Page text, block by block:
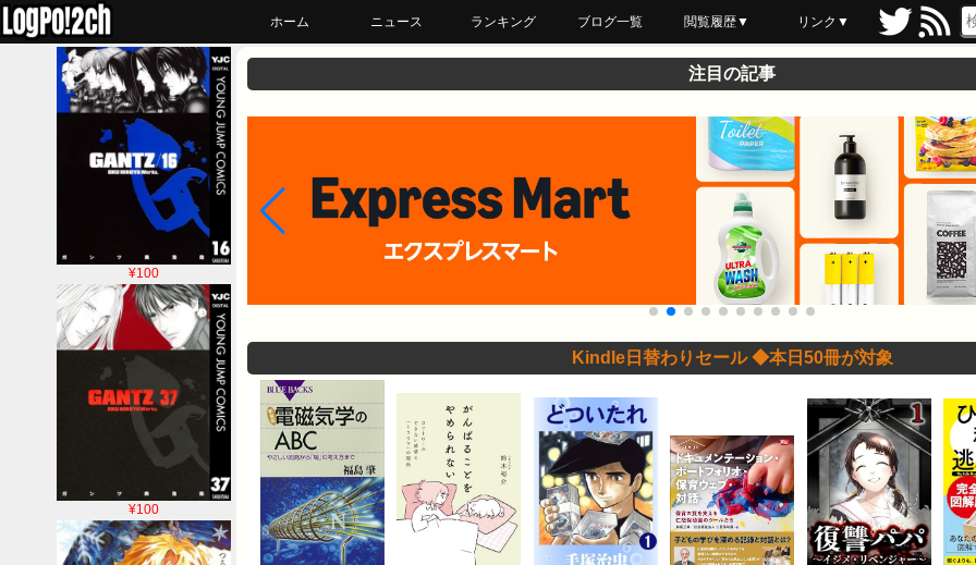
ホーム ニュース ランキング ブログ一覧 閲覧履歴▼
最近読んだ
あとで読む
ブックマーク
リンク▼
¥100
¥100
注目の記事
Kindle日替わりセール ◆本日50冊が対象